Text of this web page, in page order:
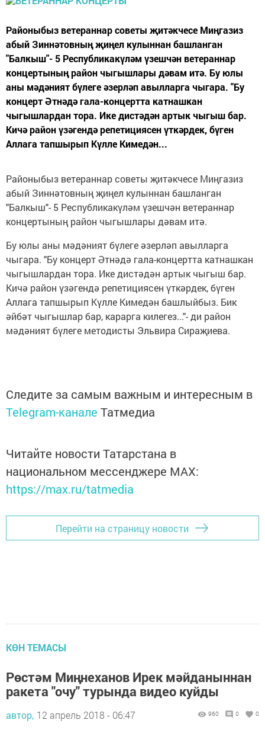
Районыбыз ветераннар советы җитәкчесе Миңгазиз
абый Зиннәтовның җиңел кулыннан башланган
"Балкыш"- 5 Республикакүләм үзешчән ветераннар
концертының район чыгышлары дәвам итә. Бу юлы
аны мәдәният бүлеге әзерләп авылларга чыгара. "Бу
концерт Әтнәдә гала-концертта катнашкан
чыгышлардан тора. Ике дистәдән артык чыгыш бар.
Кичә район үзәгендә репетициясен үткәрдек, бүген
Аллага тапшырып Күлле Кимедән...
Районыбыз ветераннар советы җитәкчесе Миңгазиз
абый Зиннәтовның җиңел кулыннан башланган
"Балкыш"- 5 Республикакүләм үзешчән ветераннар
концертының район чыгышлары дәвам итә.
Бу юлы аны мәдәният бүлеге әзерләп авылларга
чыгара. "Бу концерт Әтнәдә гала-концертта катнашкан
чыгышлардан тора. Ике дистәдән артык чыгыш бар.
Кичә район үзәгендә репетициясен үткәрдек, бүген
Аллага тапшырып Күлле Кимедән башлыйбыз. Бик
әйбәт чыгышлар бар, карарга килегез..."- ди район
мәдәният бүлеге методисты Эльвира Сираҗиева.
Следите за самым важным и интересным в
Telegram-канале Татмедиа
Читайте новости Татарстана в
национальном мессенджере MАХ:
https://max.ru/tatmedia
Перейти на страницу новости
КӨН ТЕМАСЫ
Рөстәм Миңнеханов Ирек мәйданыннан
ракета "очу" турында видео куйды
автор, 12 апрель 2018 - 06:47 960 0 0